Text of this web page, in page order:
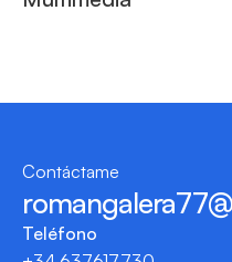
Contáctame
Teléfono